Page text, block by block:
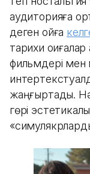
аудиторияға
деген ойға
тарихи
фильмдері мен
жаңғыртады.
гөрі